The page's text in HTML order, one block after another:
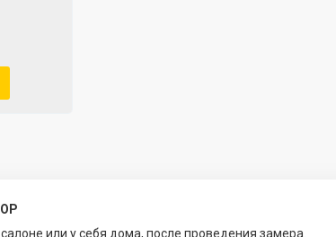
или у себя дома, после проведения замера.